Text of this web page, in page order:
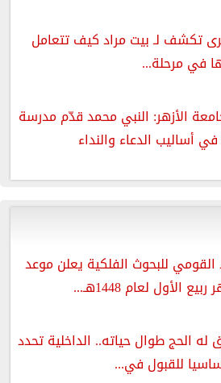
تكشف لـ بيت مراد كيف تتعامل
في مرحلة...
الأزهر: النبي محمد قدّم مدرسة
أساليب الدعاء والنداء
للبحوث الفلكية يعلن موعد
الأول لعام 1448هـ...
له الحج طوال حياته.. الداخلية تحدد
للقبول في...